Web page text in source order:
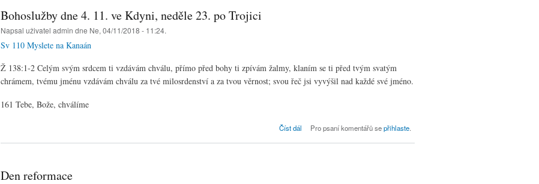
Bohoslužby dne 4. 11. ve Kdyni, neděle 23. po Trojici
Napsal uživatel admin dne Ne, 04/11/2018 - 11:24.
Sv 110 Myslete na Kanaán
Ž 138:1-2 Celým svým srdcem ti vzdávám chválu, přímo před bohy ti zpívám žalmy, klaním se ti před tvým svatým
chrámem, tvému jménu vzdávám chválu za tvé milosrdenství a za tvou věrnost; svou řeč jsi vyvýšil nad každé své jméno.
161 Tebe, Bože, chválíme
Číst dál
Bohoslužby dne 4. 11. ve Kdyni, neděle
Pro psaní komentářů sepřihlaste.
Den reformace